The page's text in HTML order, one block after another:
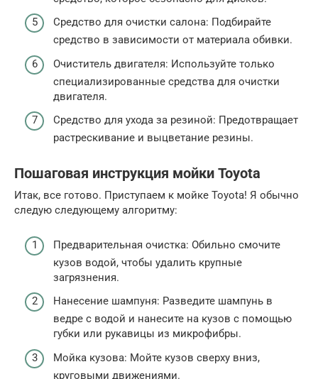
Средство для очистки салона: Подбирайте
средство в зависимости от материала обивки.
Очиститель двигателя: Используйте только
специализированные средства для очистки
двигателя.
Средство для ухода за резиной: Предотвращает
растрескивание и выцветание резины.
Пошаговая инструкция мойки Toyota
Итак, все готово. Приступаем к мойке Toyota! Я обычно
следую следующему алгоритму:
Предварительная очистка: Обильно смочите
кузов водой, чтобы удалить крупные
загрязнения.
Нанесение шампуня: Разведите шампунь в
ведре с водой и нанесите на кузов с помощью
губки или рукавицы из микрофибры.
Мойка кузова: Мойте кузов сверху вниз,
круговыми движениями.